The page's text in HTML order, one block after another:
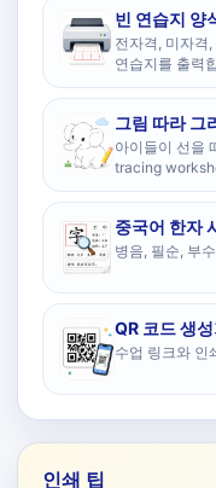
빈 연습지 양
전자격, 미자격
연습지를 출력
그림 따라 그
아이들이 선을
tracing
중국어 한자
병음, 필순, 부
QR 코드 생
수업 링크와 인
인쇄 팁